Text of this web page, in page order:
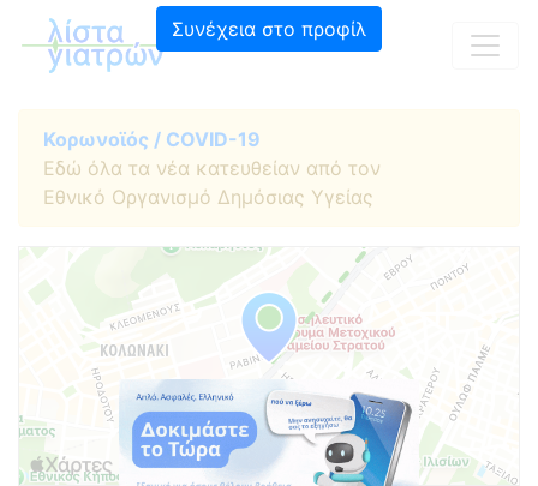
Συνέχεια στο προφίλ
Κορωνοϊός / COVID-19
Εδώ όλα τα νέα κατευθείαν από τον
Εθνικό Οργανισμό Δημόσιας Υγείας